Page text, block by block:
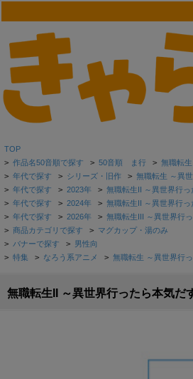
TOP
> 作品名50音順で探す > 50音順 ま行 > 無職転
> 年代で探す > シリーズ・旧作 > 無職転生 ～異
> 年代で探す > 2023年 > 無職転生II ～異世界行っ
> 年代で探す > 2024年 > 無職転生II ～異世界行っ
> 年代で探す > 2026年 > 無職転生III ～異世界行
> 商品カテゴリで探す > マグカップ・湯のみ
> バナーで探す > 男性向
> 特集 > なろう系アニメ > 無職転生 ～異世界行
無職転生II ～異世界行ったら本気だ